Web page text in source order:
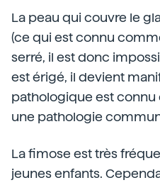
La peau qui couvre le
(ce qui est connu
serré, il est donc
est érigé, il devient
pathologique est
une pathologie
La fimose est très
jeunes enfants.